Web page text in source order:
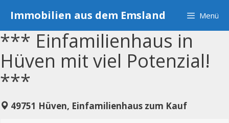
Inhalt
springen
Immobilien aus dem Emsland Menü
*** Einfamilienhaus in
Hüven mit viel Potenzial!
***
49751 Hüven, Einfamilienhaus zum Kauf